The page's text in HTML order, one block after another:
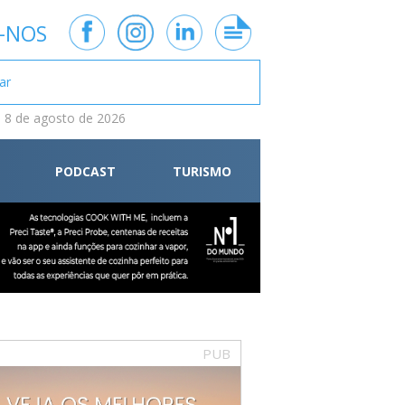
8 de agosto de 2026
PODCAST TURISMO
PUB